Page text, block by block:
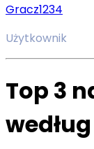
Gracz1234
Użytkownik
Top 3